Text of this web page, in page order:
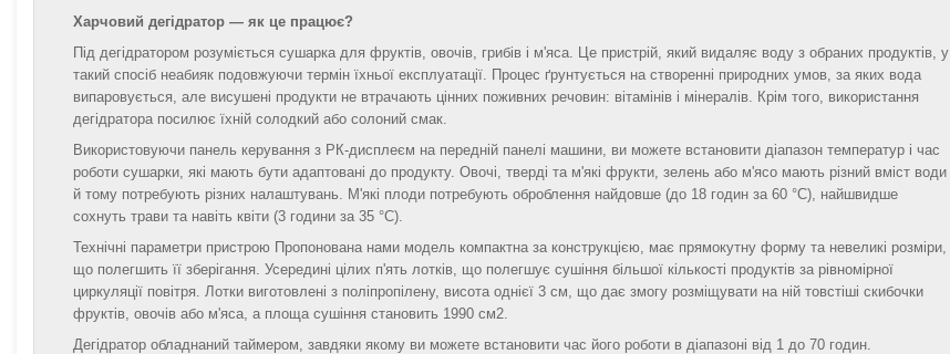
Харчовий дегідратор — як це працює?
Під дегідратором розуміється сушарка для фруктів, овочів, грибів і м'яса. Це пристрій, який видаляє воду з обраних продуктів, у
такий спосіб неабияк подовжуючи термін їхньої експлуатації. Процес ґрунтується на створенні природних умов, за яких вода
випаровується, але висушені продукти не втрачають цінних поживних речовин: вітамінів і мінералів. Крім того, використання
дегідратора посилює їхній солодкий або солоний смак.
Використовуючи панель керування з РК-дисплеєм на передній панелі машини, ви можете встановити діапазон температур і час
роботи сушарки, які мають бути адаптовані до продукту. Овочі, тверді та м'які фрукти, зелень або м'ясо мають різний вміст води
й тому потребують різних налаштувань. М'які плоди потребують оброблення найдовше (до 18 годин за 60 °C), найшвидше
сохнуть трави та навіть квіти (3 години за 35 °C).
Технічні параметри пристрою Пропонована нами модель компактна за конструкцією, має прямокутну форму та невеликі розміри,
що полегшить її зберігання. Усередині цілих п'ять лотків, що полегшує сушіння більшої кількості продуктів за рівномірної
циркуляції повітря. Лотки виготовлені з поліпропілену, висота однієї 3 см, що дає змогу розміщувати на ній товстіші скибочки
фруктів, овочів або м'яса, а площа сушіння становить 1990 см2.
Дегідратор обладнаний таймером, завдяки якому ви можете встановити час його роботи в діапазоні від 1 до 70 годин.